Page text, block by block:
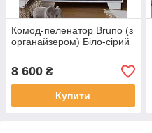
Комод-пеленатор Bruno (з
органайзером) Біло-сірий
8 600 ₴
Купити